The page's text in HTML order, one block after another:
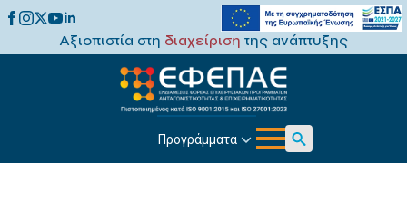
Αξιοπιστία στη διαχείριση της ανάπτυξης
Προγράμματα
Search